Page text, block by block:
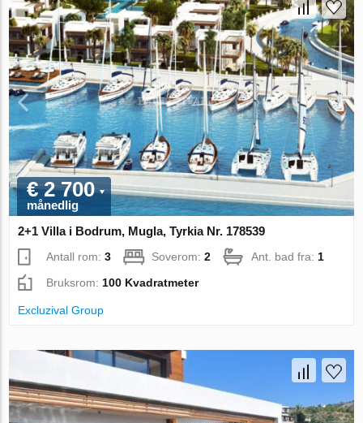
€ 2 700
månedlig
2+1 Villa i Bodrum, Mugla, Tyrkia Nr. 178539
Antall rom:3 Soverom:2 Ant. bad fra:1
Bruksrom:100 Kvadratmeter
Excluzival Group